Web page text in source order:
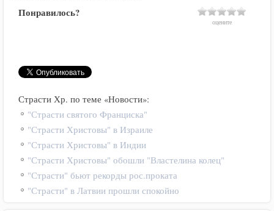
Понравилось?
оцените
Страсти Хр. по теме «Новости»:
"Страсти святого Франциска"
"Страсти Христовы" в Израиле
"Страсти Христовы" в Индии
"Страсти Христовы" обошли "Властелина колец"
"Страсти" бьют рекорды рос.проката
"Страсти" в Латвии прошли спокойно